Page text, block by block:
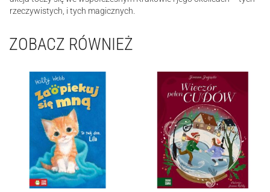
rzeczywistych, i tych magicznych.
ZOBACZ RÓWNIEŻ